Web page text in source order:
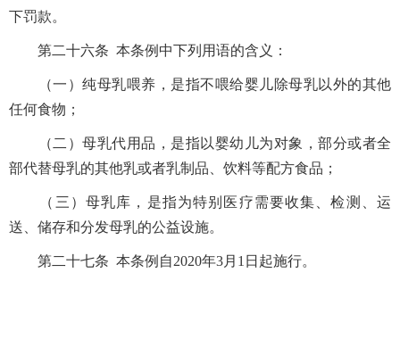
下罚款。
第二十六条 本条例中下列用语的含义：
（一）纯母乳喂养，是指不喂给婴儿除母乳以外的其他
任何食物；
（二）母乳代用品，是指以婴幼儿为对象，部分或者全
部代替母乳的其他乳或者乳制品、饮料等配方食品；
（三）母乳库，是指为特别医疗需要收集、检测、运
送、储存和分发母乳的公益设施。
第二十七条 本条例自2020年3月1日起施行。